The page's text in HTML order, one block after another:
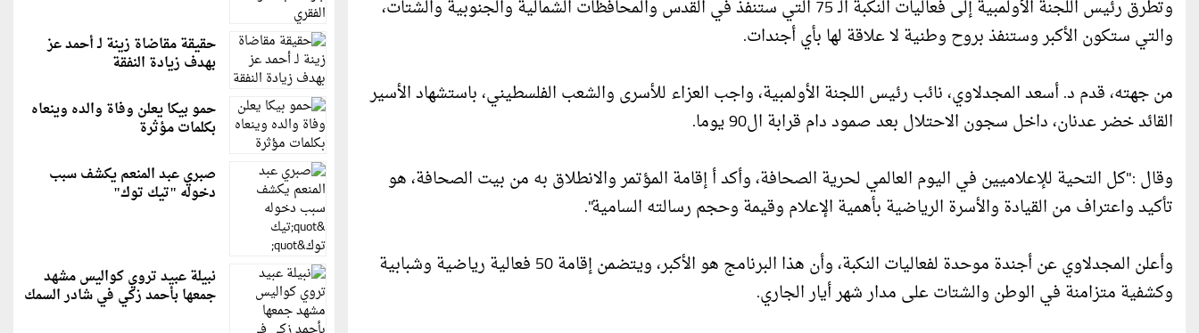
وتطرق رئيس اللجنة الأولمبية إلى فعاليات النكبة الـ 75 التي ستنفذ في القدس والمحافظات الشمالية والجنوبية والشتات،
والتي ستكون الأكبر وستنفذ بروح وطنية لا علاقة لها بأي أجندات.
من جهته، قدم د. أسعد المجدلاوي، نائب رئيس اللجنة الأولمبية، واجب العزاء للأسرى والشعب الفلسطيني، باستشهاد الأسير
القائد خضر عدنان، داخل سجون الاحتلال بعد صمود دام قرابة ال90 يوما.
وقال :"كل التحية للإعلاميين في اليوم العالمي لحرية الصحافة، وأكد أ إقامة المؤتمر والانطلاق به من بيت الصحافة، هو
تأكيد واعتراف من القيادة والأسرة الرياضية بأهمية الإعلام وقيمة وحجم رسالته السامية".
وأعلن المجدلاوي عن أجندة موحدة لفعاليات النكبة، وأن هذا البرنامج هو الأكبر، ويتضمن إقامة 50 فعالية رياضية وشبابية
وكشفية متزامنة في الوطن والشتات على مدار شهر أيار الجاري.
حقيقة مقاضاة زينة لـ أحمد عز
بهدف زيادة النفقة
حمو بيكا يعلن وفاة والده وينعاه
بكلمات مؤثرة
صبري عبد المنعم يكشف سبب
دخوله "تيك توك"
نبيلة عبيد تروي كواليس مشهد
جمعها بأحمد زكي في شادر السمك